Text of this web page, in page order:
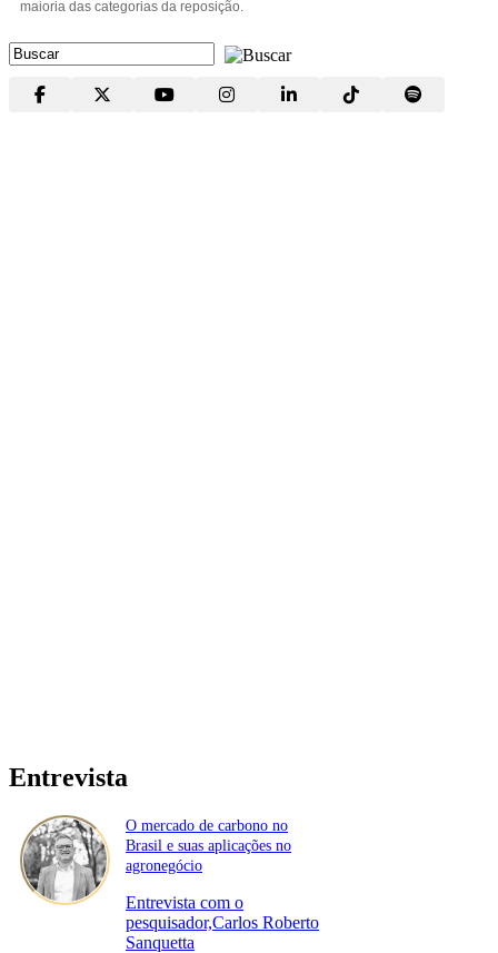
maioria das categorias da reposição.
Entrevista
O mercado de carbono no
Brasil e suas aplicações no
agronegócio
Entrevista com o
pesquisador,Carlos Roberto
Sanquetta